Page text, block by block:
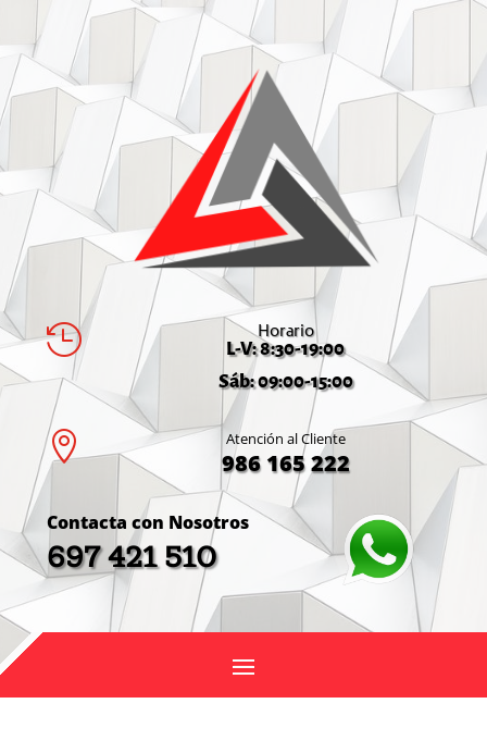
 Horario
L-V: 8:30-19:00
Sáb: 09:00-15:00
 Atención al Cliente
986 165 222
Contacta con Nosotros
697 421 510